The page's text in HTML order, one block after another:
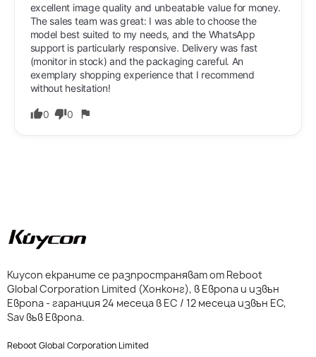
excellent image quality and unbeatable value for money.
The sales team was great: I was able to choose the
model best suited to my needs, and the WhatsApp
support is particularly responsive. Delivery was fast
(monitor in stock) and the packaging careful. An
exemplary shopping experience that I recommend
without hesitation!
0 0
Kuycon екраните се разпространяват от Reboot
Global Corporation Limited (Хонконг), в Европа и извън
Европа - гаранция 24 месеца в ЕС / 12 месеца извън ЕС,
Sav във Европа.
Reboot Global Corporation Limited